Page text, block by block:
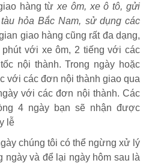
hàng từxe ôm, xe ô tô, gửi
hỏa Bắc Nam, sử dụng các
giao hàng cũng rất đa dạng,
với xe ôm, 2 tiếng với các
nội thành. Trong ngày hoặc
với các đơn nội thành giao qua
với các đơn nội thành. Các
4 ngày bạn sẽ nhận được
lễ
chúng tôi có thể ngừng xử lý
ngày và để lại ngày hôm sau là